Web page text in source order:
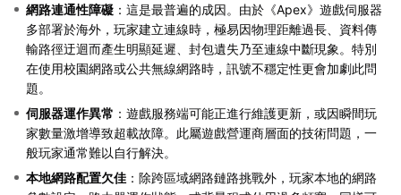
網路連通性障礙 ：這是最普遍的成因。由於《Apex》遊戲伺服器
多部署於海外，玩家建立連線時，極易因物理距離過長、資料傳
輸路徑迂迴而產生明顯延遲、封包遺失乃至連線中斷現象。特別
在使用校園網路或公共無線網路時，訊號不穩定性更會加劇此問
題。
伺服器運作異常 ：遊戲服務端可能正進行維護更新，或因瞬間玩
家數量激增導致超載故障。此屬遊戲營運商層面的技術問題，一
般玩家通常難以自行解決。
本地網路配置欠佳 ：除跨區域網路鏈路挑戰外，玩家本地的網路